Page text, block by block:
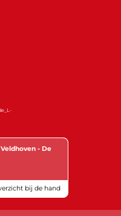
- De
bij de hand